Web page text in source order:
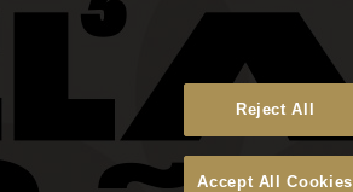
Reject All
Accept All Cookies